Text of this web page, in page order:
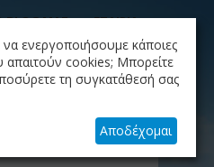
BLOG ΜΑΣ ΕΤΑΙΡΙΑ
ΚΑΛΆΘΙ
Το καλάθι είναι άδειο
ενεργοποιήσουμε κάποιες
απαιτούν cookies; Μπορείτε
τη συγκατάθεσή σας
Αποδέχομαι